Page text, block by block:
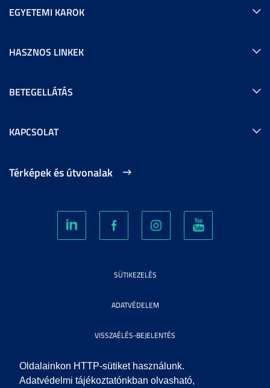
Oldalainkon HTTP-sütiket használunk.
Adatvédelmi tájékoztatónkban olvasható,
EGYETEMI KAROK
HASZNOS LINKEK
BETEGELLÁTÁS
KAPCSOLAT
Térképek és útvonalak
SÜTIKEZELÉS
ADATVÉDELEM
VISSZAÉLÉS-BEJELENTÉS
KÖZÉRDEKŰ ADATOK